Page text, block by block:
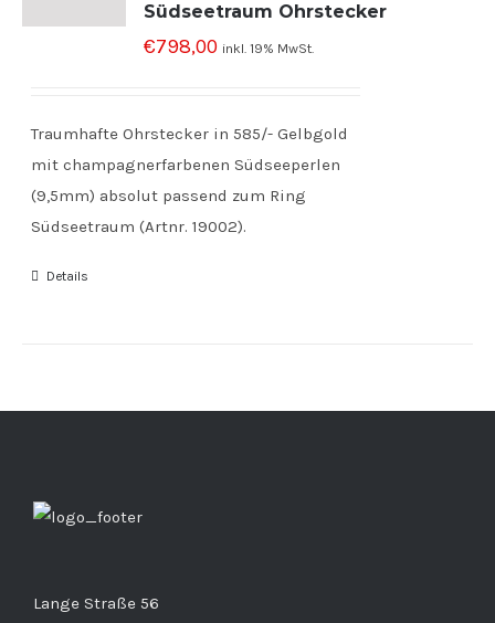
Südseetraum Ohrstecker
€798,00 inkl. 19% MwSt.
Traumhafte Ohrstecker in 585/- Gelbgold
mit champagnerfarbenen Südseeperlen
(9,5mm) absolut passend zum Ring
Südseetraum (Artnr. 19002).
Details
Lange Straße 56